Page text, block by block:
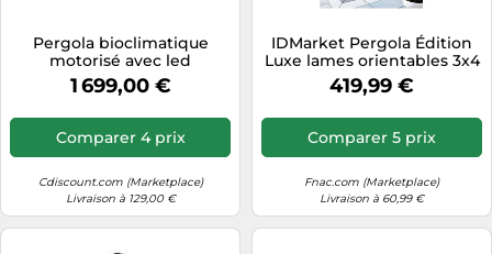
Pergola bioclimatique
motorisé avec led
""Windsor"" en aluminium 3
x 4 - Gris
1 699,00 €
Comparer 4 prix
Cdiscount.com (Marketplace)
Livraison à 129,00 €
IDMarket Pergola Édition
Luxe lames orientables 3x4
m 4 stores Taupe
419,99 €
Comparer 5 prix
Fnac.com (Marketplace)
Livraison à 60,99 €